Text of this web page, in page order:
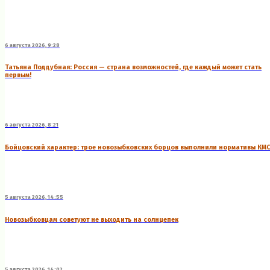
6 августа 2026, 9:28
Татьяна Поддубная: Россия — страна возможностей, где каждый может стать
первым!
6 августа 2026, 8:21
Бойцовский характер: трое новозыбковских борцов выполнили нормативы КМС
5 августа 2026, 14:55
Новозыбковцам советуют не выходить на солнцепек